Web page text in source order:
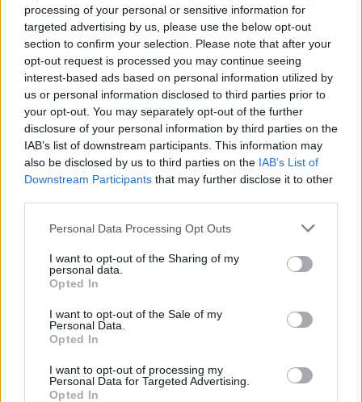
processing of your personal or sensitive information for
targeted advertising by us, please use the below opt-out
section to confirm your selection. Please note that after your
opt-out request is processed you may continue seeing
interest-based ads based on personal information utilized by
us or personal information disclosed to third parties prior to
your opt-out. You may separately opt-out of the further
disclosure of your personal information by third parties on the
IAB’s list of downstream participants. This information may
also be disclosed by us to third parties on the IAB’s List of
Downstream Participants that may further disclose it to other
Personal Data Processing Opt Outs
I want to opt-out of the Sharing of my
personal data.
Opted In
I want to opt-out of the Sale of my
Personal Data.
Opted In
I want to opt-out of processing my
Personal Data for Targeted Advertising.
Opted In
Voit myös käyttää alla olevaa yhteydenottolomaketta
Mitä asiasi koskee:
Haluan kirjoittaa Pieneen matkaoppaaseen
Ehdotan kaupallista yhteistyötä tai haluan mainostaa
sivustolla
Minulla on muu yhteistyöehdotus
Minulla on matkailualaa koskeva juttuvinkki
Löysin virheen tai puutteen oppaasta
Muu asia
Sähköpostiosoitteesi (jos haluat että vastaamme):
Viestisi: